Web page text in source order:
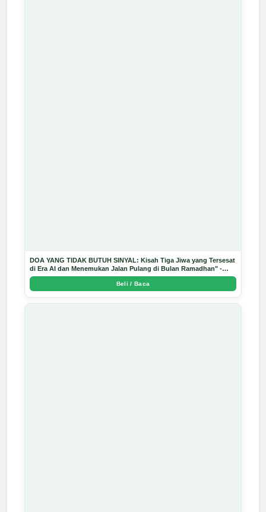
DOA YANG TIDAK BUTUH SINYAL: Kisah Tiga Jiwa yang Tersesat
di Era AI dan Menemukan Jalan Pulang di Bulan Ramadhan" -
Arda Dinata
Beli / Baca